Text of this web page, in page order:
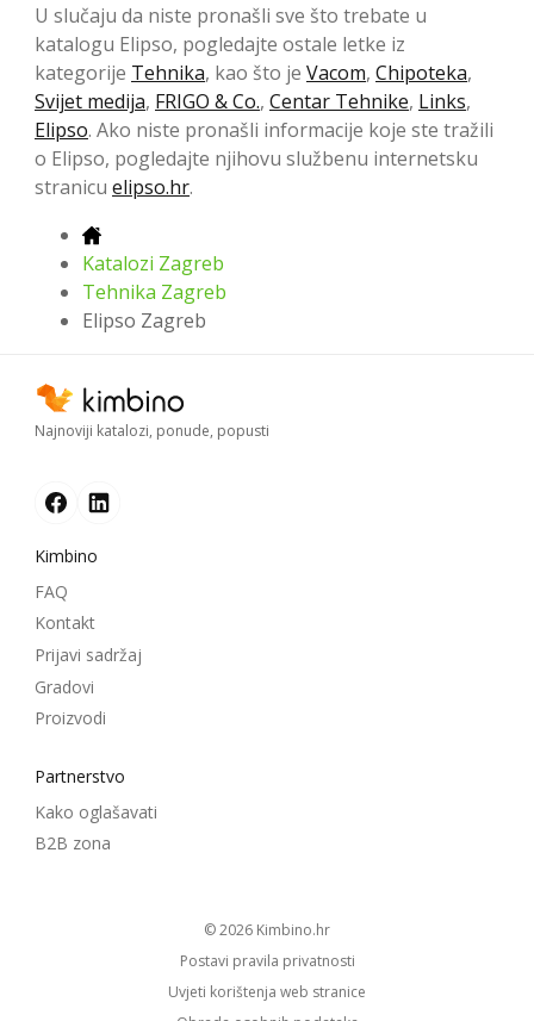
U slučaju da niste pronašli sve što trebate u
katalogu Elipso, pogledajte ostale letke iz
kategorije Tehnika, kao što je Vacom, Chipoteka,
Svijet medija, FRIGO & Co., Centar Tehnike, Links,
Elipso. Ako niste pronašli informacije koje ste tražili
o Elipso, pogledajte njihovu službenu internetsku
stranicu elipso.hr.
Katalozi Zagreb
Tehnika Zagreb
Elipso Zagreb
Najnoviji katalozi, ponude, popusti
Kimbino
FAQ
Kontakt
Prijavi sadržaj
Gradovi
Proizvodi
Partnerstvo
Kako oglašavati
B2B zona
© 2026
kimbino.hr
Postavi pravila privatnosti
Uvjeti korištenja web stranice